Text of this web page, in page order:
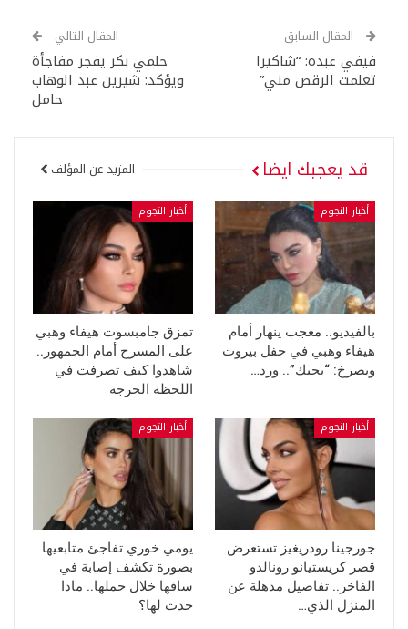
المقال السابق
فيفي عبده: “شاكيرا
تعلمت الرقص مني”
المقال التالي
حلمي بكر يفجر مفاجأة
ويؤكد: شيرين عبد الوهاب
حامل
قد يعجبك ايضا المزيد عن المؤلف
أخبار النجوم
بالفيديو.. معجب ينهار أمام
هيفاء وهبي في حفل بيروت
ويصرخ: “بحبك”.. ورد…
أخبار النجوم
تمزق جامبسوت هيفاء وهبي
على المسرح أمام الجمهور..
شاهدوا كيف تصرفت في
اللحظة الحرجة
أخبار النجوم
جورجينا رودريغيز تستعرض
قصر كريستيانو رونالدو
الفاخر.. تفاصيل مذهلة عن
المنزل الذي…
أخبار النجوم
يومي خوري تفاجئ متابعيها
بصورة تكشف إصابة في
ساقها خلال حملها.. ماذا
حدث لها؟